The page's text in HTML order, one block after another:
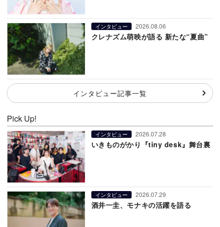
インタビュー 2026.08.06
クレナズム萌映が語る 新たな“夏曲”
インタビュー記事一覧
Pick Up!
インタビュー 2026.07.28
いきものがかり『tiny desk』舞台裏
インタビュー 2026.07.29
酒井一圭、モナキの活躍を語る